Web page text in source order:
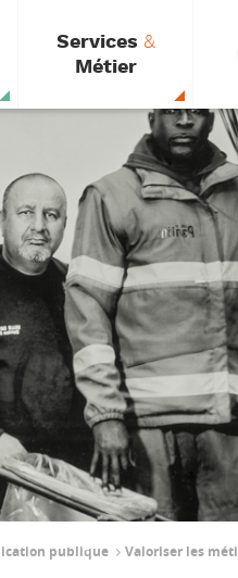
Services &
Métier
publique Valoriser les